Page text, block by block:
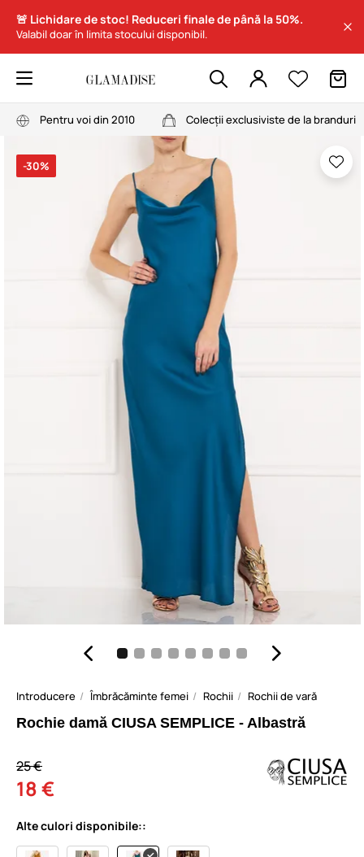
🚨 Lichidare de stoc! Reduceri finale de până la 50%.
Valabil doar în limita stocului disponibil.
Pentru voi din 2010 Colecții exclusiviste de la branduri
-30%
Introducere Îmbrăcăminte femei Rochii Rochii de vară
Rochie damă CIUSA SEMPLICE - Albastră
25 €
18 €
Alte culori disponibile::